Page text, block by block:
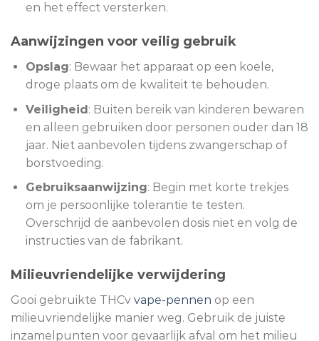
en het effect versterken.
Aanwijzingen voor veilig gebruik
Opslag: Bewaar het apparaat op een koele,
droge plaats om de kwaliteit te behouden.
Veiligheid: Buiten bereik van kinderen bewaren
en alleen gebruiken door personen ouder dan 18
jaar. Niet aanbevolen tijdens zwangerschap of
borstvoeding.
Gebruiksaanwijzing: Begin met korte trekjes
om je persoonlijke tolerantie te testen.
Overschrijd de aanbevolen dosis niet en volg de
instructies van de fabrikant.
Milieuvriendelijke verwijdering
Gooi gebruikte THCv vape-pennen op een
milieuvriendelijke manier weg. Gebruik de juiste
inzamelpunten voor gevaarlijk afval om het milieu